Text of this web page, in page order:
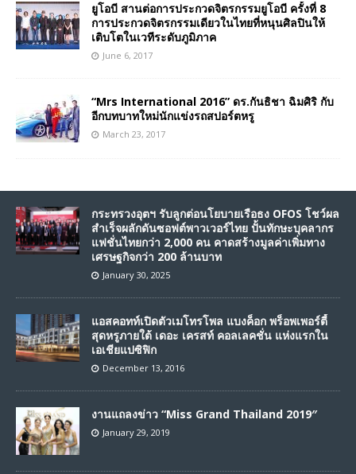
ยูโอบี สานต่อการประกวดจิตรกรรมยูโอบี ครั้งที่ 8
การประกวดจิตรกรรมเดียวในไทยที่หนุนศิลปินให้
เติบโตในเวทีระดับภูมิภาค
June 6, 2017
“Mrs International 2016” ดร.กันธิชา ฉิมศิริ กับ
อีกบทบาทใหม่นักแข่งรถสปอร์ตหรู
March 23, 2017
กระทรวงอุตฯ รับลูกต่อนโยบายเรือธง OFOS โชว์ผล
สำเร็จผลักดันซอฟต์พาวเวอร์ไทย ปั้นทักษะบุคลากร
แฟชั่นไทยกว่า 2,000 คน คาดสร้างมูลค่าเพิ่มทาง
เศรษฐกิจกว่า 200 ล้านบาท
January 30, 2025
แอสคอทท์เปิดตัวเมโทรโพล แบงค็อก พร็อพเพอร์ตี้
สุดหรูภายใต้ เดอะ เครสท์ คอลเลคชั่น แห่งแรกใน
เอเชียแปซิฟิก
December 13, 2016
งานแถลงข่าว “Miss Grand Thailand 2019″
January 29, 2019